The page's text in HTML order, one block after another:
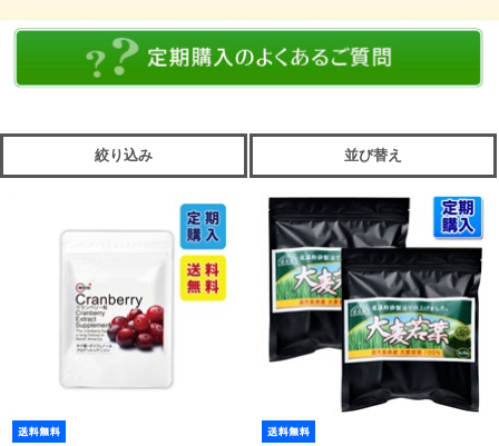
絞り込み 並び替え